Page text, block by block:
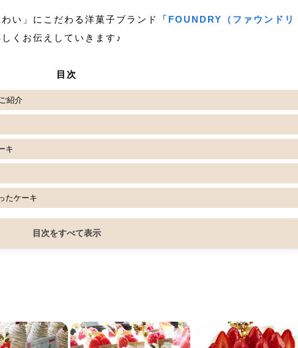
い」にこだわる洋菓子ブランド
「FOUNDRY（ファウンドリ
くお伝えしていきます♪
目次
紹介
キ
たケーキ
目次をすべて表示